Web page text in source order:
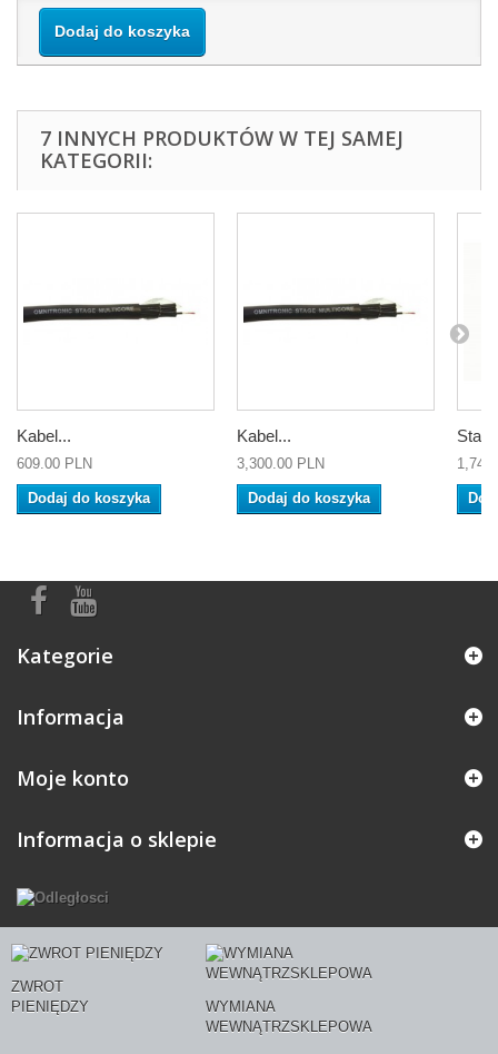
Dodaj do koszyka
7 INNYCH PRODUKTÓW W TEJ SAMEJ
KATEGORII:
Kabel...
609.00 PLN
Dodaj do koszyka
Kabel...
3,300.00 PLN
Dodaj do koszyka
Kategorie
Informacja
Moje konto
Informacja o sklepie
ZWROT
PIENIĘDZY
WYMIANA
WEWNĄTRZSKLEPOWA